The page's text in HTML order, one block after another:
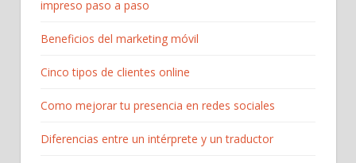
impreso paso a paso
Beneficios del marketing móvil
Cinco tipos de clientes online
Como mejorar tu presencia en redes sociales
Diferencias entre un intérprete y un traductor